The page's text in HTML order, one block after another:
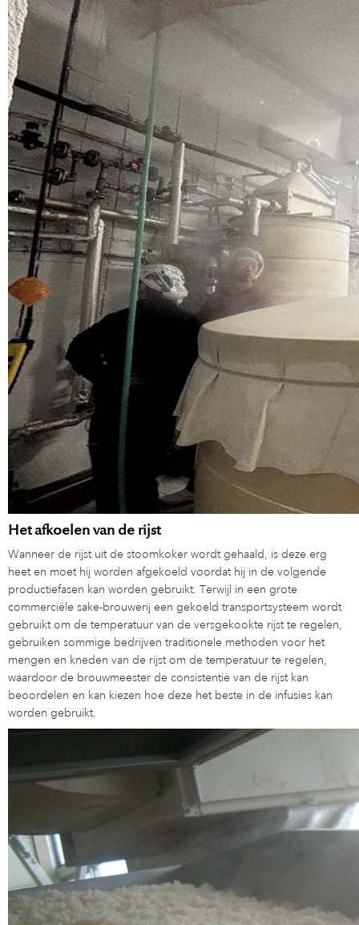
Het afkoelen van de rijst
Wanneer de rijst uit de stoomkoker wordt gehaald, is deze erg
heet en moet hij worden afgekoeld voordat hij in de volgende
productiefasen kan worden gebruikt. Terwijl in een grote
commerciële sake-brouwerij een gekoeld transportsysteem wordt
gebruikt om de temperatuur van de versgekookte rijst te regelen,
gebruiken sommige bedrijven traditionele methoden voor het
mengen en kneden van de rijst om de temperatuur te regelen,
waardoor de brouwmeester de consistentie van de rijst kan
beoordelen en kan kiezen hoe deze het beste in de infusies kan
worden gebruikt.